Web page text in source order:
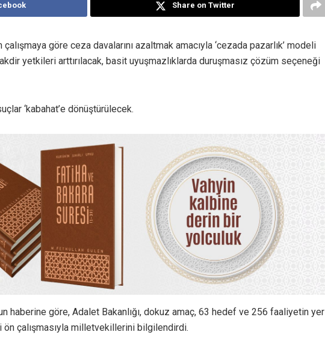
Share on Twitter
çalışmaya göre ceza davalarını azaltmak amacıyla ‘cezada pazarlık’ modeli
yetkileri arttırılacak, basit uyuşmazlıklarda duruşmasız çözüm seçeneği
‘kabahat’e dönüştürülecek.
haberine göre, Adalet Bakanlığı, dokuz amaç, 63 hedef ve 256 faaliyetin yer
ön çalışmasıyla milletvekillerini bilgilendirdi.